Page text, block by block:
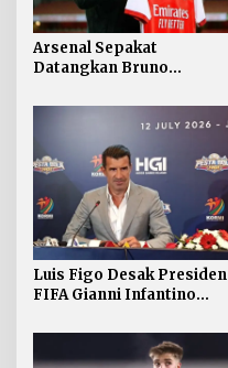
Arsenal Sepakat
Datangkan Bruno
Luis Figo Desak Presiden
FIFA Gianni Infantino